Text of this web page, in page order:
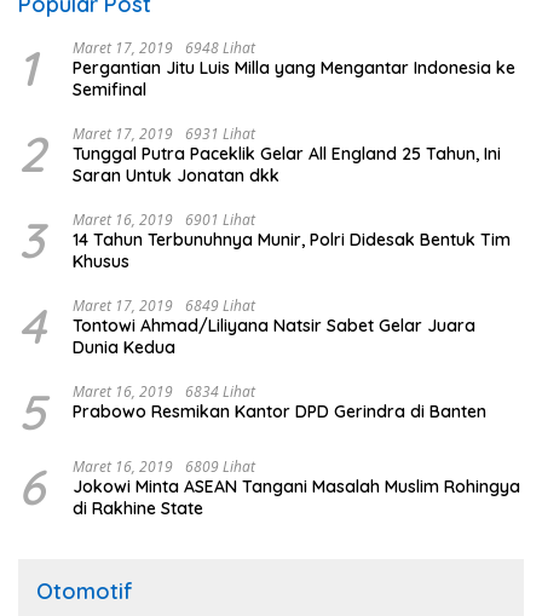
1 Maret 17, 2019 6948 Lihat
Pergantian Jitu Luis Milla yang Mengantar Indonesia ke
Semifinal
2 Maret 17, 2019 6931 Lihat
Tunggal Putra Paceklik Gelar All England 25 Tahun, Ini
Saran Untuk Jonatan dkk
3 Maret 16, 2019 6901 Lihat
14 Tahun Terbunuhnya Munir, Polri Didesak Bentuk Tim
Khusus
4 Maret 17, 2019 6849 Lihat
Tontowi Ahmad/Liliyana Natsir Sabet Gelar Juara
Dunia Kedua
5 Maret 16, 2019 6834 Lihat
Prabowo Resmikan Kantor DPD Gerindra di Banten
6 Maret 16, 2019 6809 Lihat
Jokowi Minta ASEAN Tangani Masalah Muslim Rohingya
di Rakhine State
Otomotif